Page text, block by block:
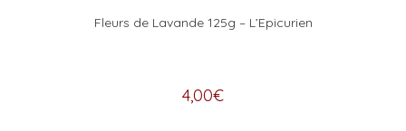
Fleurs de Lavande 125g – L’Epicurien
4,00€